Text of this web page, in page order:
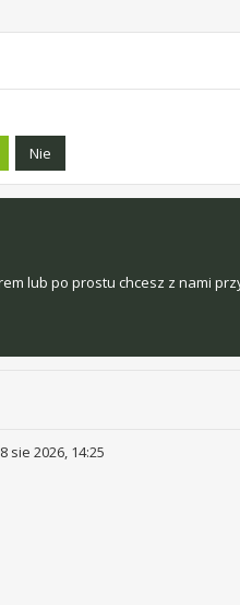
lub po prostu chcesz z nami
sie 2026, 14:25